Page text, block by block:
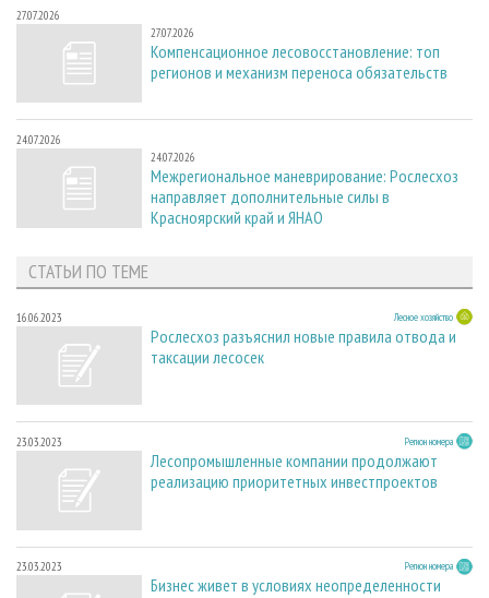
27.07.2026
27.07.2026
Компенсационное лесовосстановление: топ
регионов и механизм переноса обязательств
24.07.2026
24.07.2026
Межрегиональное маневрирование: Рослесхоз
направляет дополнительные силы в
Красноярский край и ЯНАО
СТАТЬИ ПО ТЕМЕ
16.06.2023 Лесное хозяйство
Рослесхоз разъяснил новые правила отвода и
таксации лесосек
23.03.2023 Регион номера
Лесопромышленные компании продолжают
реализацию приоритетных инвестпроектов
23.03.2023 Регион номера
Бизнес живет в условиях неопределенности